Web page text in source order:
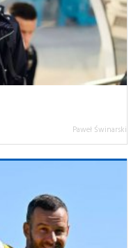
Paweł Świnarski